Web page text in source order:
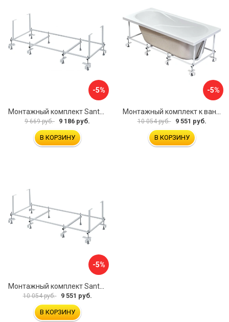
-5%
9 669 руб. 9 186 руб.
В КОРЗИНУ
-5%
10 054 руб. 9 551 руб.
В КОРЗИНУ
-5%
10 054 руб. 9 551 руб.
В КОРЗИНУ